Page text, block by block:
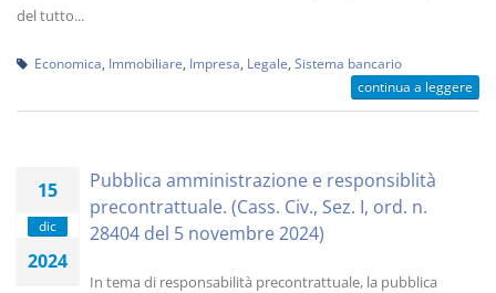
del tutto...
Economica Immobiliare Impresa Legale Sistema bancario
continua a leggere
15
dic
2024
Pubblica amministrazione e responsiblità
precontrattuale. (Cass. Civ., Sez. I, ord. n.
28404 del 5 novembre 2024)
In tema di responsabilità precontrattuale, la pubblica